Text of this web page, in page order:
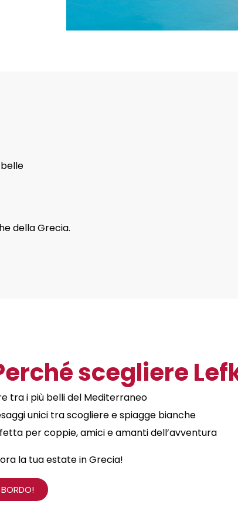
della Grecia.
scegliere
tra i più belli del Mediterraneo
unici tra scogliere e spiagge bianche
per coppie, amici e amanti dell’avventura
la tua estate in Grecia!